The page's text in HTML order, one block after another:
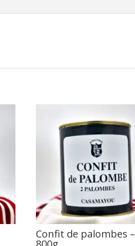
Confit de palombes –